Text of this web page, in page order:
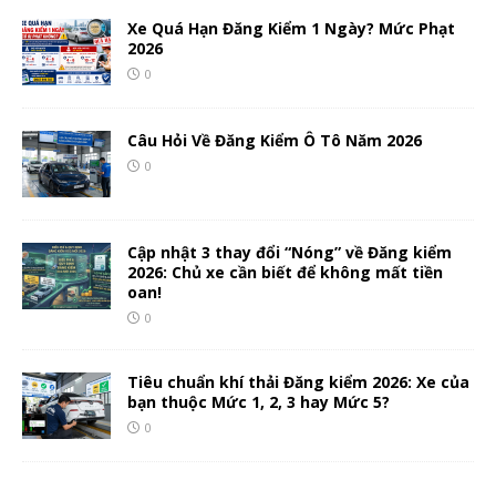
Xe Quá Hạn Đăng Kiểm 1 Ngày? Mức Phạt
2026
0
Câu Hỏi Về Đăng Kiểm Ô Tô Năm 2026
0
Cập nhật 3 thay đổi “Nóng” về Đăng kiểm
2026: Chủ xe cần biết để không mất tiền
oan!
0
Tiêu chuẩn khí thải Đăng kiểm 2026: Xe của
bạn thuộc Mức 1, 2, 3 hay Mức 5?
0